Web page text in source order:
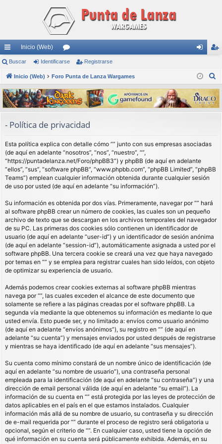
nl
ac
es
rá
s
Inicio (Web)
or
os nti
fic
ar
ist
ra
rs
Buscar Identificarse Registrarse
Inicio (Web) Foro Punta de Lanza Wargames
s
c
- Política de privacidad
Esta política explica con detalle cómo “” junto con sus empresas asociadas
(de aquí en adelante “nosotros”, “nos”, “nuestro”, “”,
“https://puntadelanza.net/Foro/phpBB3”) y phpBB (de aquí en adelante
“ellos”, “sus”, “software phpBB”, “www.phpbb.com”, “phpBB Limited”, “phpBB
Teams”) emplean cualquier información obtenida durante cualquier sesión
de uso por usted (de aquí en adelante “su información”).
Su información es obtenida por dos vías. Primeramente, navegar por “” hará
al software phpBB crear un número de cookies, las cuales son un pequeño
archivo de texto que se descargan en los archivos temporales del navegador
de su PC. Las primeras dos cookies sólo contienen un identificador de
usuario (de aquí en adelante “user-id”) y un identificador de sesión anónima
(de aquí en adelante “session-id”), automáticamente asignada a usted por el
software phpBB. Una tercera cookie se creará una vez que haya navegado
por temas en “” y se emplea para registrar cuales han sido leídos, con objeto
de optimizar su experiencia de usuario.
Además podemos crear cookies externas al software phpBB mientras
navega por “”, las cuales exceden el alcance de este documento que
solamente se refiere a las páginas creadas por el software phpBB. La
segunda vía mediante la que obtenemos su información es mediante lo que
usted envía. Esto puede ser, y no limitado a: envíos como usuario anónimo
(de aquí en adelante “envíos anónimos”), su registro en “” (de aquí en
adelante “su cuenta”) y mensajes enviados por usted después de registrarse
y mientras se haya identificado (de aquí en adelante “sus mensajes”).
Su cuenta como mínimo constará de un nombre único de identificación (de
aquí en adelante “su nombre de usuario”), una contraseña personal
empleada para la identificación (de aquí en adelante “su contraseña”) y una
dirección de email personal válida (de aquí en adelante “su email”). La
información de su cuenta en “” está protegida por las leyes de protección de
datos aplicables en el país en el que estamos instalados. Cualquier
información más allá de su nombre de usuario, su contraseña y su dirección
de e-mail requerida por “” durante el proceso de registro será obligatoria u
opcional, según el criterio de “”. En cualquier caso, usted tiene la opción de
qué información en su cuenta será públicamente exhibida. Además, en su